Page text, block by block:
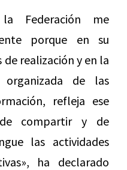
Federación me
porque en su
realización y en la
organizada de las
refleja ese
compartir y de
las actividades
ha declarado